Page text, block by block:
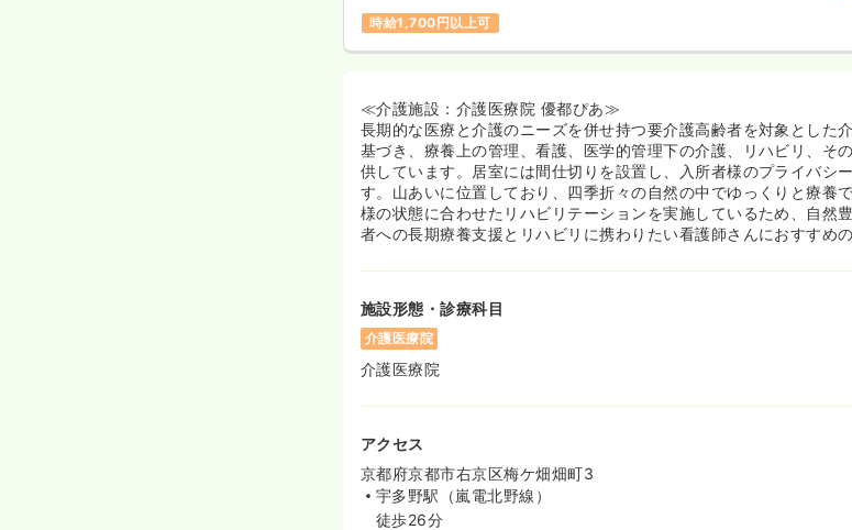
時給1,700円以上可
≪介護施設：介護医療院 優都ぴあ≫
長期的な医療と介護のニーズを併せ持つ要介護高齢者を対象とした
基づき、療養上の管理、看護、医学的管理下の介護、リハビリ、そ
供しています。居室には間仕切りを設置し、入所者様のプライバシ
す。山あいに位置しており、四季折々の自然の中でゆっくりと療養
様の状態に合わせたリハビリテーションを実施しているため、自然
者への長期療養支援とリハビリに携わりたい看護師さんにおすすめの
施設形態・診療科目
介護医療院
介護医療院
アクセス
京都府京都市右京区梅ケ畑畑町3
宇多野駅（嵐電北野線）
徒歩26分